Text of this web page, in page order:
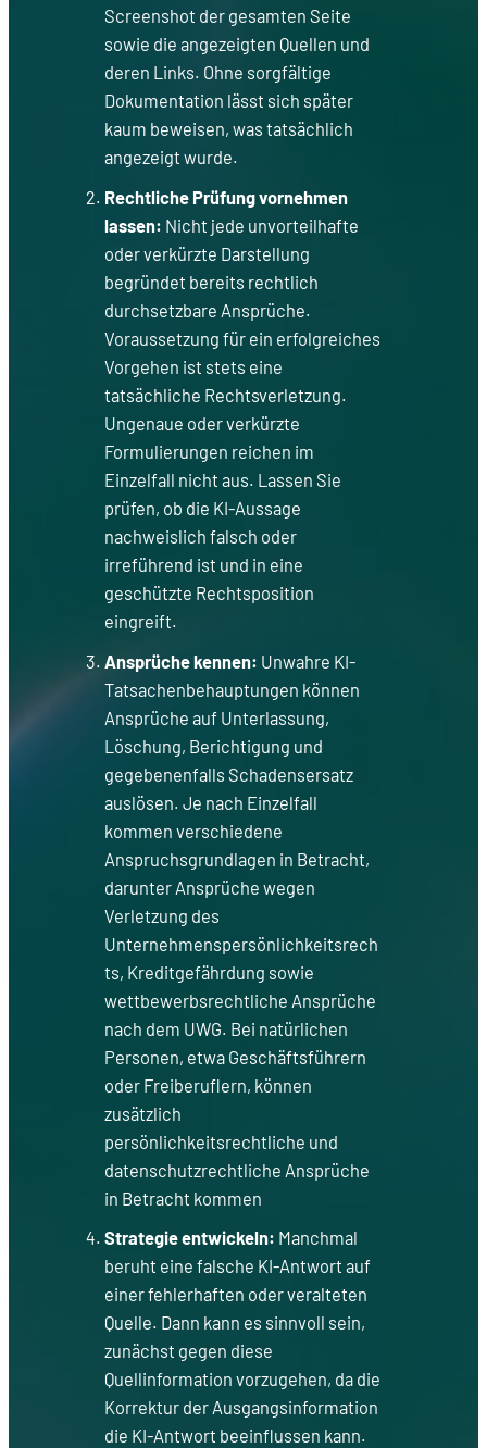
Screenshot der gesamten Seite
sowie die angezeigten Quellen und
deren Links. Ohne sorgfältige
Dokumentation lässt sich später
kaum beweisen, was tatsächlich
angezeigt wurde.
Rechtliche Prüfung vornehmen
lassen: Nicht jede unvorteilhafte
oder verkürzte Darstellung
begründet bereits rechtlich
durchsetzbare Ansprüche.
Voraussetzung für ein erfolgreiches
Vorgehen ist stets eine
tatsächliche Rechtsverletzung.
Ungenaue oder verkürzte
Formulierungen reichen im
Einzelfall nicht aus. Lassen Sie
prüfen, ob die KI-Aussage
nachweislich falsch oder
irreführend ist und in eine
geschützte Rechtsposition
eingreift.
Ansprüche kennen: Unwahre KI-
Tatsachenbehauptungen können
Ansprüche auf Unterlassung,
Löschung, Berichtigung und
gegebenenfalls Schadensersatz
auslösen. Je nach Einzelfall
kommen verschiedene
Anspruchsgrundlagen in Betracht,
darunter Ansprüche wegen
Verletzung des
Unternehmenspersönlichkeitsrech
ts, Kreditgefährdung sowie
wettbewerbsrechtliche Ansprüche
nach dem UWG. Bei natürlichen
Personen, etwa Geschäftsführern
oder Freiberuflern, können
zusätzlich
persönlichkeitsrechtliche und
datenschutzrechtliche Ansprüche
in Betracht kommen
Strategie entwickeln: Manchmal
beruht eine falsche KI-Antwort auf
einer fehlerhaften oder veralteten
Quelle. Dann kann es sinnvoll sein,
zunächst gegen diese
Quellinformation vorzugehen, da die
Korrektur der Ausgangsinformation
die KI-Antwort beeinflussen kann.